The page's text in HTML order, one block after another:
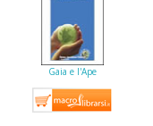
Gaia e l'Ape